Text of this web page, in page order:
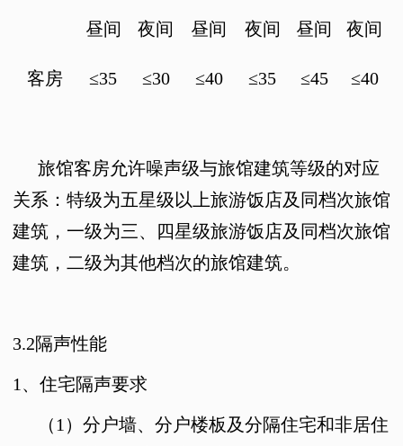
昼间 夜间 昼间 夜间 昼间 夜间
客房 ≤35 ≤30 ≤40 ≤35 ≤45 ≤40
旅馆客房允许噪声级与旅馆建筑等级的对应
关系：特级为五星级以上旅游饭店及同档次旅馆
建筑，一级为三、四星级旅游饭店及同档次旅馆
建筑，二级为其他档次的旅馆建筑。
3.2隔声性能
1、 住宅隔声要求
（1） 分户墙、分户楼板及分隔住宅和非居住